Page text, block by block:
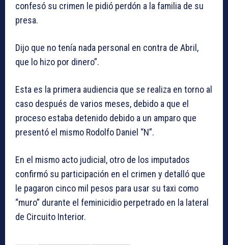
confesó su crimen le pidió perdón a la familia de su
presa.
Dijo que no tenía nada personal en contra de Abril,
que lo hizo por dinero”.
Esta es la primera audiencia que se realiza en torno al
caso después de varios meses, debido a que el
proceso estaba detenido debido a un amparo que
presentó el mismo Rodolfo Daniel “N”.
En el mismo acto judicial, otro de los imputados
confirmó su participación en el crimen y detalló que
le pagaron cinco mil pesos para usar su taxi como
“muro” durante el feminicidio perpetrado en la lateral
de Circuito Interior.